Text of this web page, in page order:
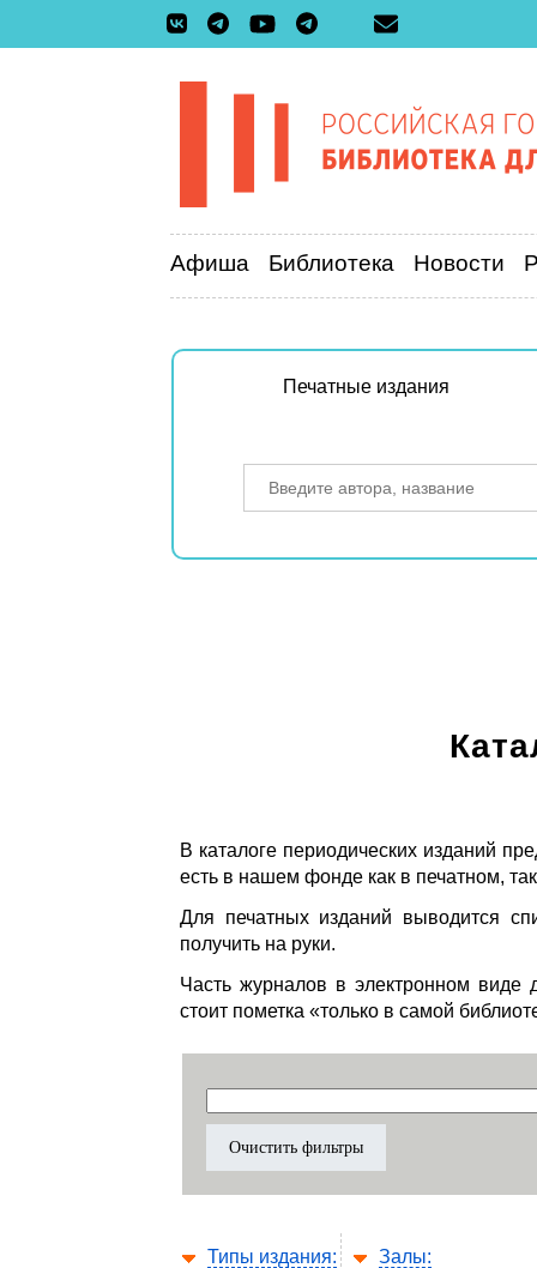
Афиша Библиотека Новости
Печатные издания
В каталоге периодических изданий
есть в нашем фонде как в печатном,
Для печатных изданий выводится
получить на руки.
Часть журналов в электронном виде
стоит пометка «только в самой
Типы издания: Залы: